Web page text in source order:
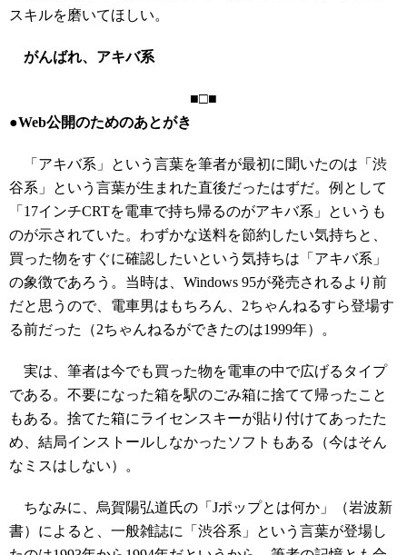
スキルを磨いてほしい。
がんばれ、アキバ系
■□■
●Web公開のためのあとがき
「アキバ系」という言葉を筆者が最初に聞いたのは「渋
谷系」という言葉が生まれた直後だったはずだ。例として
「17インチCRTを電車で持ち帰るのがアキバ系」というも
のが示されていた。わずかな送料を節約したい気持ちと、
買った物をすぐに確認したいという気持ちは「アキバ系」
の象徴であろう。当時は、Windows 95が発売されるより前
だと思うので、電車男はもちろん、2ちゃんねるすら登場す
る前だった（2ちゃんねるができたのは1999年）。
実は、筆者は今でも買った物を電車の中で広げるタイプ
である。不要になった箱を駅のごみ箱に捨てて帰ったこと
もある。捨てた箱にライセンスキーが貼り付けてあったた
め、結局インストールしなかったソフトもある（今はそん
なミスはしない）。
ちなみに、烏賀陽弘道氏の「Jポップとは何か」（岩波新
書）によると、一般雑誌に「渋谷系」という言葉が登場し